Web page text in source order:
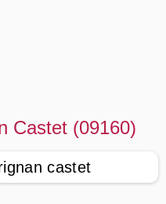
Castet (09160)
castet